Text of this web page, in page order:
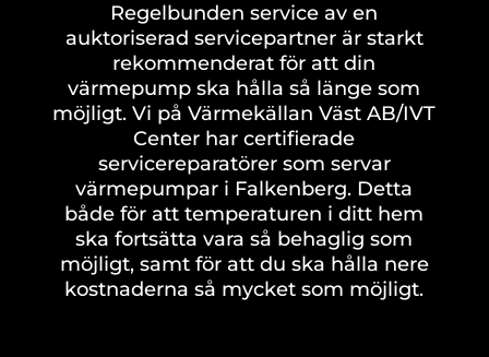
Regelbunden service av en
auktoriserad servicepartner är starkt
rekommenderat för att din
värmepump ska hålla så länge som
möjligt. Vi på Värmekällan Väst AB/IVT
Center har certifierade
servicereparatörer som servar
värmepumpar i Falkenberg. Detta
både för att temperaturen i ditt hem
ska fortsätta vara så behaglig som
möjligt, samt för att du ska hålla nere
kostnaderna så mycket som möjligt.